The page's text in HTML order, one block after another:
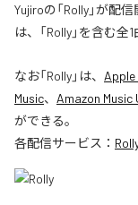
Yujiroの「Rolly」が配
は、「Rolly」を含む全
なお「Rolly」は、 Apple
Music、 Amazon Music
ができる。
各配信サービス：